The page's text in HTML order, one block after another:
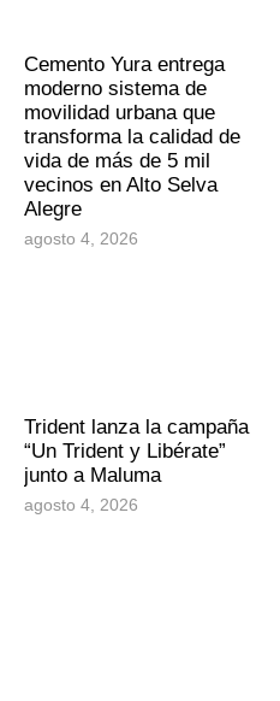
Cemento Yura entrega
moderno sistema de
movilidad urbana que
transforma la calidad de
vida de más de 5 mil
vecinos en Alto Selva
Alegre
agosto 4, 2026
Trident lanza la campaña
“Un Trident y Libérate”
junto a Maluma
agosto 4, 2026